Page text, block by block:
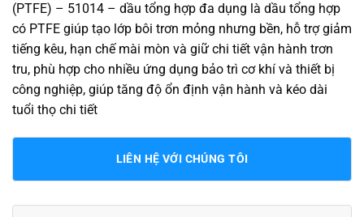
(PTFE) – 51014 – dầu tổng hợp đa dụng là dầu tổng hợp
có PTFE giúp tạo lớp bôi trơn mỏng nhưng bền, hỗ trợ giảm
tiếng kêu, hạn chế mài mòn và giữ chi tiết vận hành trơn
tru, phù hợp cho nhiều ứng dụng bảo trì cơ khí và thiết bị
công nghiệp, giúp tăng độ ổn định vận hành và kéo dài
tuổi thọ chi tiết
LIÊN HỆ VỚI CHÚNG TÔI